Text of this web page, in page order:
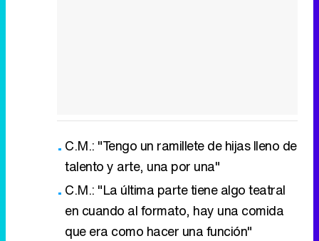
C.M.: "Tengo un ramillete de hijas lleno de
talento y arte, una por una"
C.M.: "La última parte tiene algo teatral
en cuando al formato, hay una comida
que era como hacer una función"